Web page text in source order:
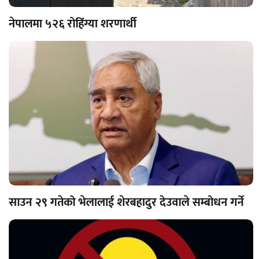
नेपालमा ५२६ रोहिंग्या शरणार्थी
साउन २९ गतेको भेलालाई शेरबहादुर देउवाले सम्बोधन गर्ने